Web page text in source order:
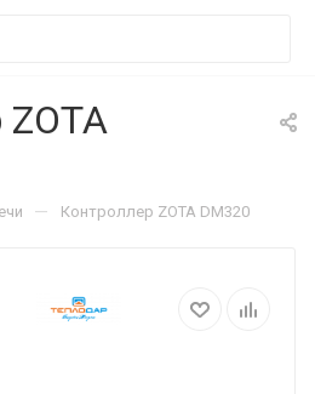
— Контроллер ZOTA DM320